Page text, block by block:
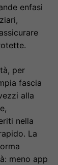
enfasi
per
fascia
alla
nella
La
meno app